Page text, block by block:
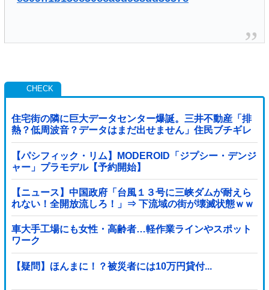
住宅街の隣に巨大データセンター爆誕。三井不動産「排
熱？低周波音？データはまだ出せません」住民ブチギレ
【パシフィック・リム】MODEROID「ジプシー・デンジ
ャー」プラモデル【予約開始】
【ニュース】中国政府「台風１３号に三峡ダムが耐えら
れない！全開放流しろ！」⇒ 下流域の街が壊滅状態ｗｗ
ｗｗｗ
車大手工場にも女性・高齢者…軽作業ラインやスポット
ワーク
【疑問】ほんまに！？被災者には10万円貸付...